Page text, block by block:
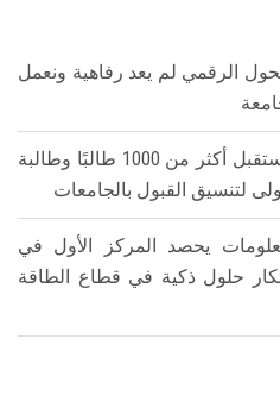
الرقمي لم يعد رفاهية ونعمل
معامل التنسيق الإلكتروني تستقبل أكثر من 1000 طالبًا وطالبة
لتنسيق القبول بالجامعات
يحصد المركز الأول في
حلول ذكية في قطاع الطاقة